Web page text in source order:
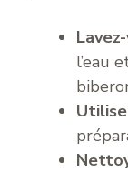
l’eau